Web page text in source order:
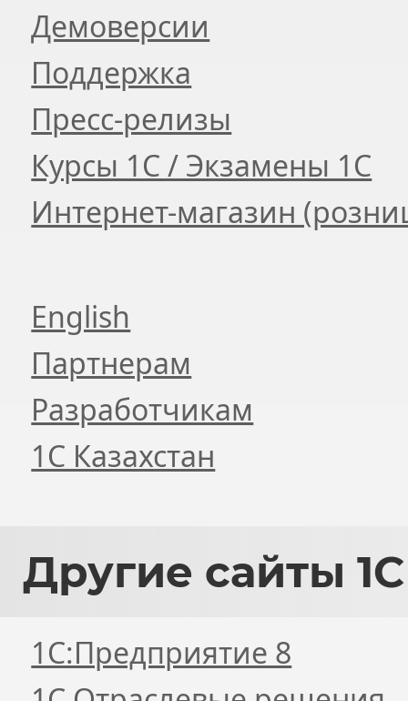
Демоверсии
Поддержка
Пресс-релизы
Курсы 1С / Экзамены 1С
Интернет-магазин
English
Партнерам
Разработчикам
1С Казахстан
Другие сайты 1С
1С:Предприятие 8